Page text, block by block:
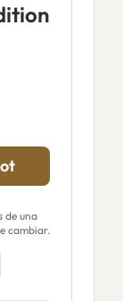
de una
cambiar.